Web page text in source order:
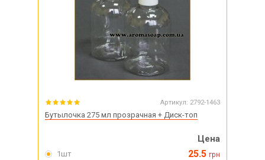
Артикул: 2792-1463
Бутылочка 275 мл прозрачная + Диск-топ
Цена
1шт 25.5 грн